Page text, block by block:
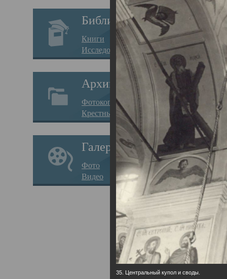
Библиотека
Книги
Исследования
Архив
Фотокопии дел
Крестные ходы
Галерея
Фото
Видео
35. Центральный купол и своды.